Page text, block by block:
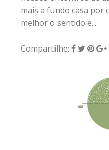
mais a fundo casa por
melhor o sentido e...
Compartilhe: